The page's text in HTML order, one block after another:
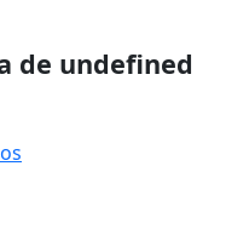
de undefined